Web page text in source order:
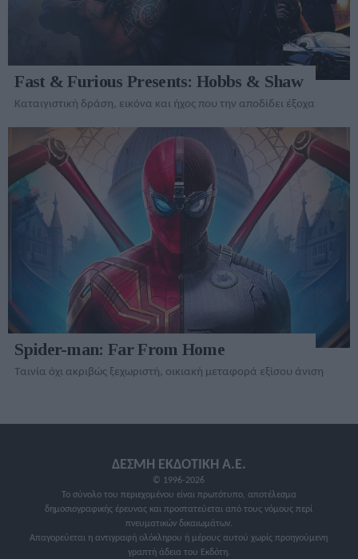
Fast & Furious Presents: Hobbs & Shaw
Καταιγιστική δράση, εικόνα και ήχος που την αποδίδει έξοχα
Spider-man: Far From Home
Ταινία όχι ακριβώς ξεχωριστή, οικιακή μεταφορά εξίσου άνιση
ΔΕΣΜΗ ΕΚΔΟΤΙΚΗ A.E.
© 1996-2026
Το σύνολο του περιεχομένου είναι πρωτότυπο, αποτέλεσμα
δημοσιογραφικής έρευνας και προστατεύεται από τους νόμους περί
πνευματικών δικαιωμάτων.
Απαγορεύεται η αντιγραφή ολόκληρου ή μέρους αυτού χωρίς προηγούμενη
γραπτή άδεια του Εκδότη.